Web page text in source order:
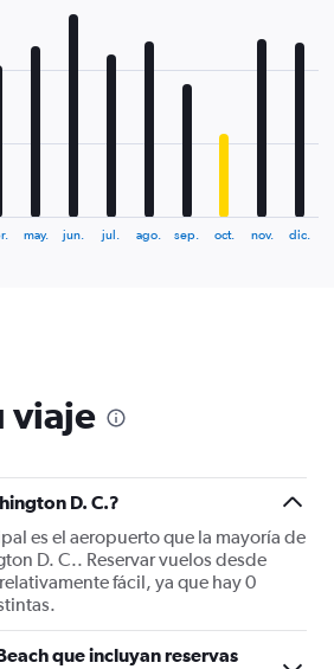
may. jun. jul. ago. sep. oct. nov. dic.
viaje
D. C.?
es el aeropuerto que la mayoría de
D. C.. Reservar vuelos desde
fácil, ya que hay 0
que incluyan reservas